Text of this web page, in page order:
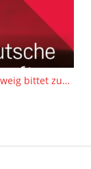
„Leichtathletik-Hochburg“ Braunschweig bittet zum nationalen Saison-Highlight